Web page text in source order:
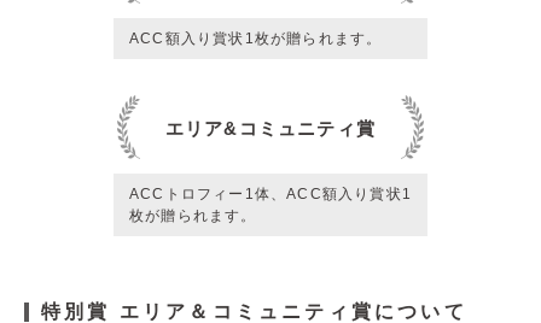
ACC額入り賞状1枚が贈られます。
エリア&コミュニティ賞
ACCトロフィー1体、ACC額入り賞状1
枚が贈られます。
特別賞 エリア＆コミュニティ賞について